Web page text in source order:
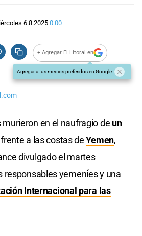
6.8.2025 0:00
+ Agregar El Litoral en
Agregar a tus medios preferidos en Google
en el naufragio de un
a las costas deYemen,
divulgado el martes
responsables yemeníes y una
Internacional para las